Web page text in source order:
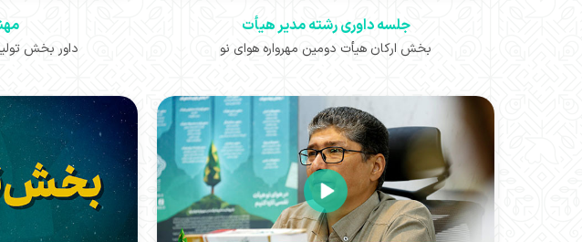
جلسه داوری رشته مدیر هیأت
بخش ارکان هیأت دومین مهرواره هوای نو داور بخش